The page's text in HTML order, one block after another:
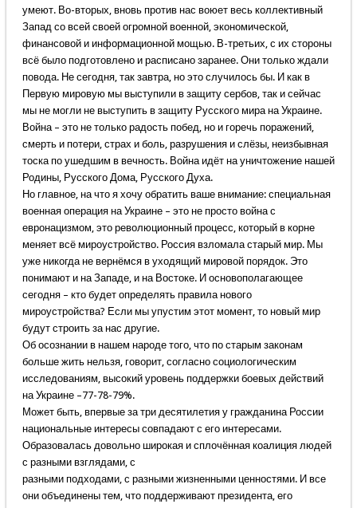
умеют. Во-вторых, вновь против нас воюет весь коллективный
Запад со всей своей огромной военной, экономической,
финансовой и информационной мощью. В-третьих, с их стороны
всё было подготовлено и расписано заранее. Они только ждали
повода. Не сегодня, так завтра, но это случилось бы. И как в
Первую мировую мы выступили в защиту сербов, так и сейчас
мы не могли не выступить в защиту Русского мира на Украине.
Война – это не только радость побед, но и горечь поражений,
смерть и потери, страх и боль, разрушения и слёзы, неизбывная
тоска по ушедшим в вечность. Война идёт на уничтожение нашей
Родины, Русского Дома, Русского Духа.
Но главное, на что я хочу обратить ваше внимание: специальная
военная операция на Украине – это не просто война с
евронацизмом, это революционный процесс, который в корне
меняет всё мироустройство. Россия взломала старый мир. Мы
уже никогда не вернёмся в уходящий мировой порядок. Это
понимают и на Западе, и на Востоке. И основополагающее
сегодня – кто будет определять правила нового
мироустройства? Если мы упустим этот момент, то новый мир
будут строить за нас другие.
Об осознании в нашем народе того, что по старым законам
больше жить нельзя, говорит, согласно социологическим
исследованиям, высокий уровень поддержки боевых действий
на Украине –77-78-79%.
Может быть, впервые за три десятилетия у гражданина России
национальные интересы совпадают с его интересами.
Образовалась довольно широкая и сплочённая коалиция людей
с разными взглядами, с
разными подходами, с разными жизненными ценностями. И все
они объединены тем, что поддерживают президента, его